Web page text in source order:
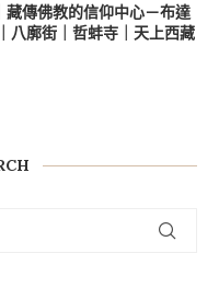
傳佛教的信仰中心－布達
八廓街｜哲蚌寺｜天上西藏